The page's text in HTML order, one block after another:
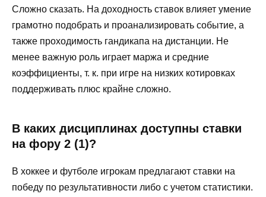
Сложно сказать. На доходность ставок влияет умение
грамотно подобрать и проанализировать событие, а
также проходимость гандикапа на дистанции. Не
менее важную роль играет маржа и средние
коэффициенты, т. к. при игре на низких котировках
поддерживать плюс крайне сложно.
В каких дисциплинах доступны ставки
на фору 2 (1)?
В хоккее и футболе игрокам предлагают ставки на
победу по результативности либо с учетом статистики.